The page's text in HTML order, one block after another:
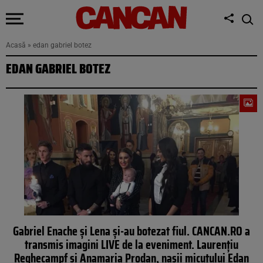
Acasă » edan gabriel botez
EDAN GABRIEL BOTEZ
Gabriel Enache şi Lena şi-au botezat fiul. CANCAN.RO a
transmis imagini LIVE de la eveniment. Laurenţiu
Reghecampf şi Anamaria Prodan, naşii micuţului Edan